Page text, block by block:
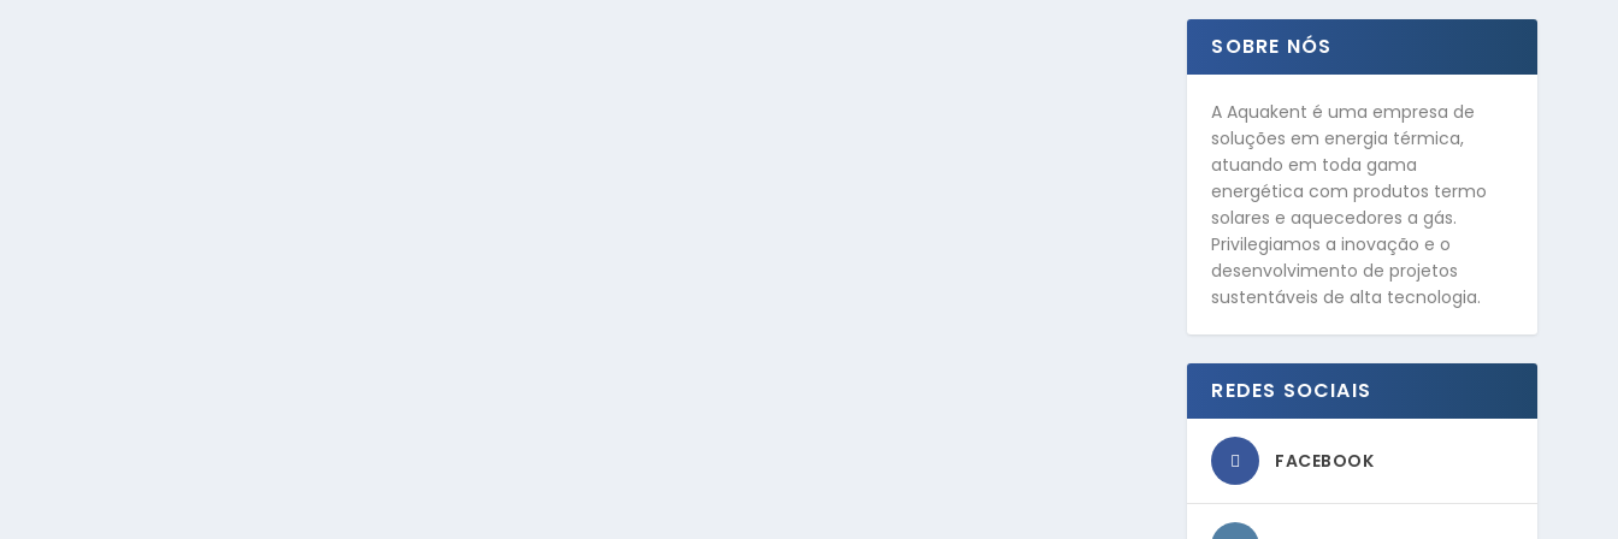
SOBRE NÓS
A Aquakent é uma empresa de
soluções em energia térmica,
atuando em toda gama
energética com produtos termo
solares e aquecedores a gás.
Privilegiamos a inovação e o
desenvolvimento de projetos
sustentáveis de alta tecnologia.
REDES SOCIAIS
FACEBOOK